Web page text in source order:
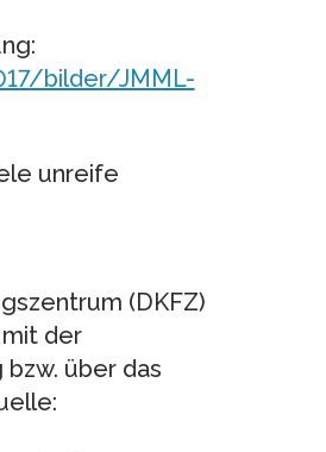
bilder/JMML-
unreife
(DKFZ)
der
über das